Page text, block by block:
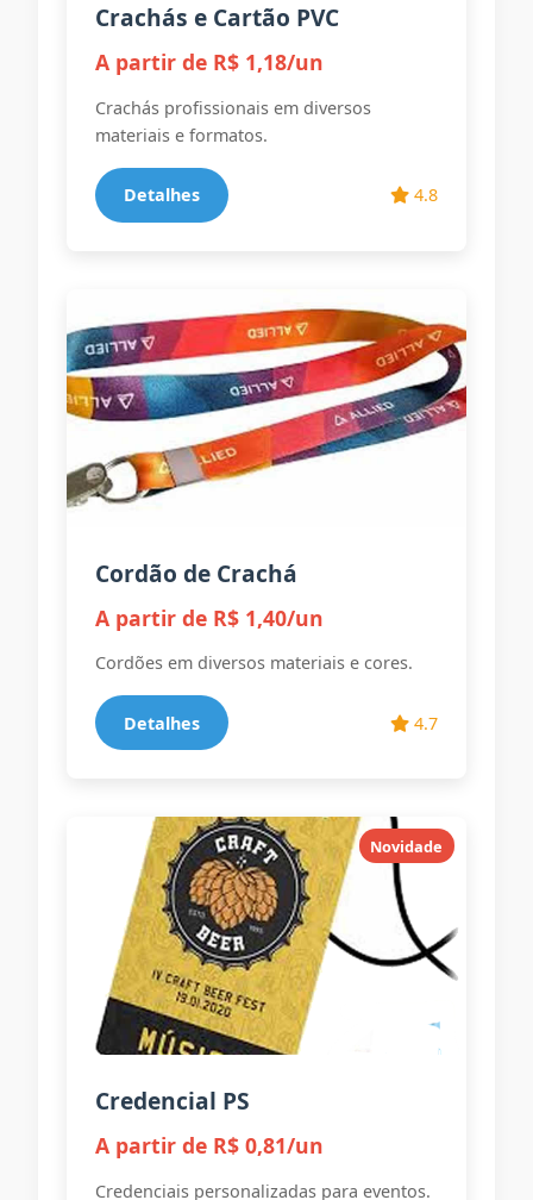
Crachás e Cartão PVC
A partir de R$ 1,18/un
Crachás profissionais em diversos
materiais e formatos.
Detalhes 4.8
Cordão de Crachá
A partir de R$ 1,40/un
Cordões em diversos materiais e cores.
Detalhes 4.7
Novidade
Credencial PS
A partir de R$ 0,81/un
Credenciais personalizadas para eventos.